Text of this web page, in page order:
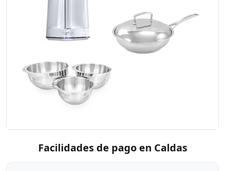
Facilidades de pago en Caldas